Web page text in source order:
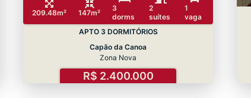
209.48m² 147m²
3
dorms
2
suítes
1
vaga
APTO 3 DORMITÓRIOS
Capão da Canoa
Zona Nova
R$ 2.400.000